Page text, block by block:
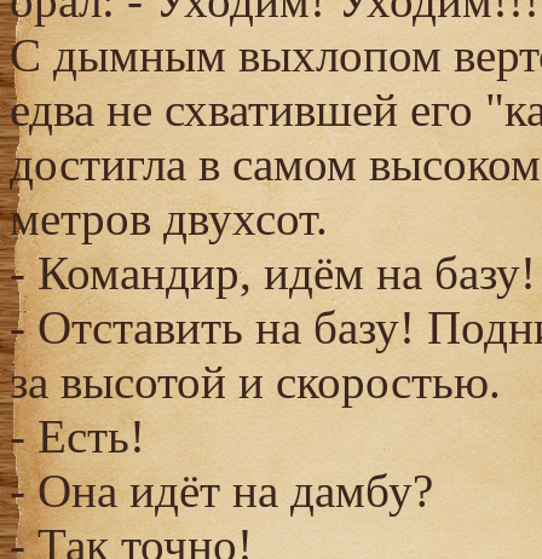
С дымным выхлопом
едва не схватившей его
достигла в самом
метров двухсот.
- Командир, идём на базу!
- Отставить на базу!
за высотой и скоростью.
- Есть!
- Она идёт на дамбу?
- Так точно!